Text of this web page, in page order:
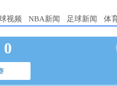
视频 NBA新闻 足球新闻 体
0